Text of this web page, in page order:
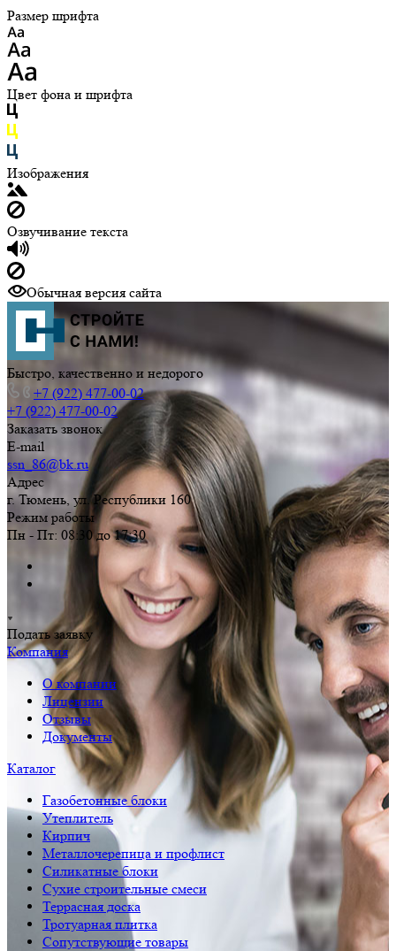
Размер шрифта
Цвет фона и шрифта
Изображения
Озвучивание текста
Обычная версия сайта
Быстро, качественно и недорого
+7 (922) 477-00-02
+7 (922) 477-00-02
Заказать звонок
E-mail
ssn_86@bk.ru
Адрес
г. Тюмень, ул. Республики 160
Режим работы
Пн - Пт: 08:30 до 17:30
Подать заявку
Компания
О компании
Лицензии
Отзывы
Документы
Каталог
Газобетонные блоки
Утеплитель
Кирпич
Металлочерепица и профлист
Силикатные блоки
Сухие строительные смеси
Террасная доска
Тротуарная плитка
Сопутствующие товары